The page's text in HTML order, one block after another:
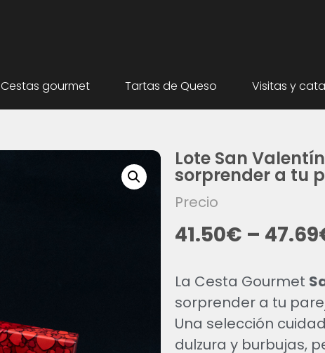
Cestas gourmet Tartas de Queso Visitas y
Lote San
sorprender a tu
Precio
41.50€ – 47.69
La Cesta Gourmet
sorprender a tu
Una selección
dulzura y burbujas,